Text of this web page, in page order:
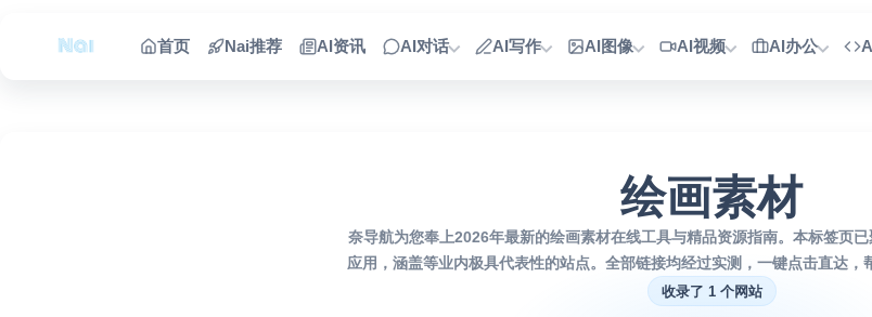
首页
Nai推荐 AI资讯 AI对话 AI写作 AI图像 AI视频 AI办公
绘画素材
奈导航为您奉上2026年最新的绘画素材在线工具与精品资源指南。本标签页
应用，涵盖等业内极具代表性的站点。全部链接均经过实测，一键点击直达，
收录了 1 个网站